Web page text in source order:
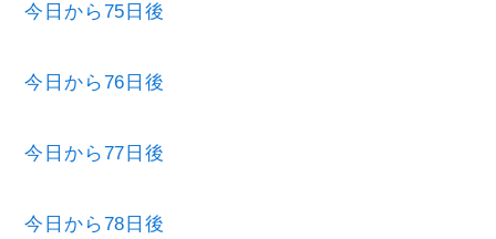
今日から75日後
今日から76日後
今日から77日後
今日から78日後